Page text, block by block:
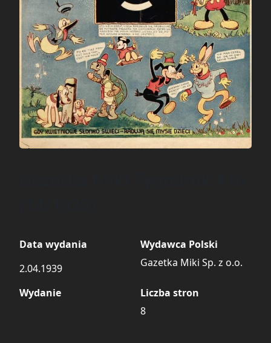
Data wydania
2.04.1939
Wydawca Polski
Gazetka Miki Sp. z o.o.
Wydanie
Liczba stron
8